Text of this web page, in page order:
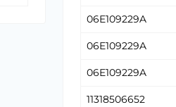
06E109229A
06E109229A
06E109229A
11318506652